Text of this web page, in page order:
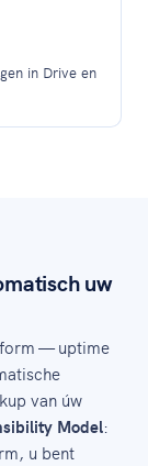
in Drive en
uw
— uptime
van úw
Model:
u bent